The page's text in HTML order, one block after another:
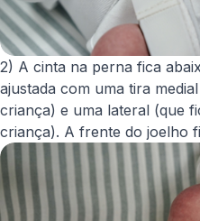
2) A cinta na perna fica
ajustada com uma tira
criança) e uma lateral (que
criança). A frente do joelho